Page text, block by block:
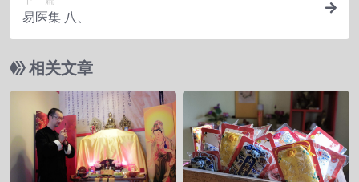
易医集 八、
相关文章